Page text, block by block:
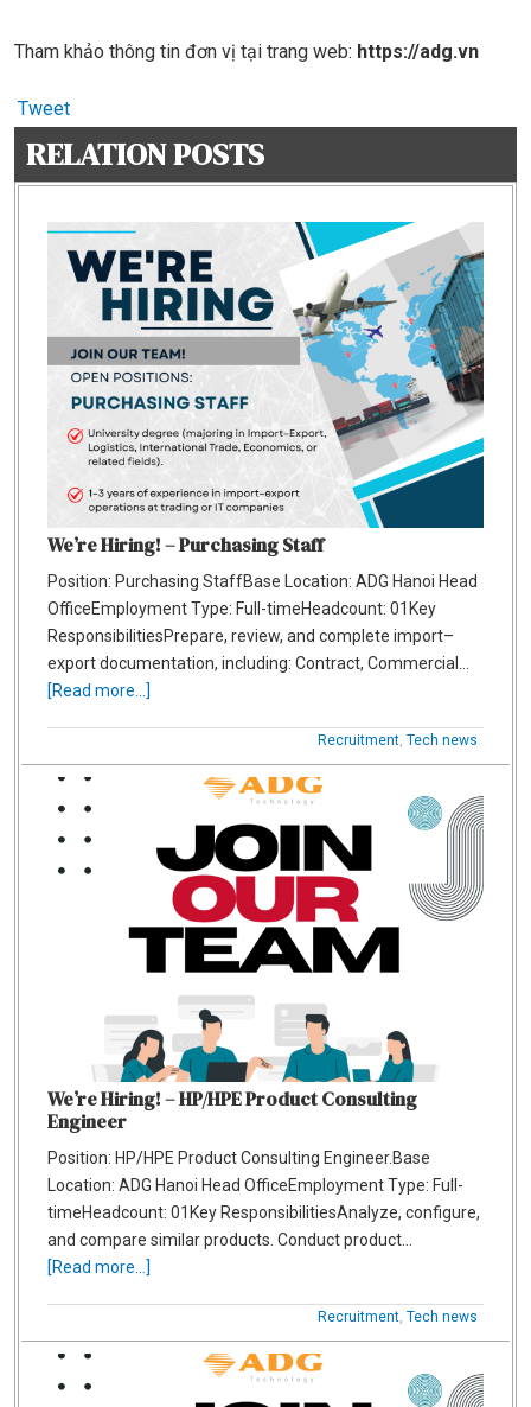
Tham khảo thông tin đơn vị tại trang web: https://adg.vn
Tweet
RELATION POSTS
We’re Hiring! – Purchasing Staff
Position: Purchasing StaffBase Location: ADG Hanoi Head
OfficeEmployment Type: Full-timeHeadcount: 01Key
ResponsibilitiesPrepare, review, and complete import–
export documentation, including: Contract, Commercial…
[Read more...]
Recruitment Tech news
We’re Hiring! – HP/HPE Product Consulting
Engineer
Position: HP/HPE Product Consulting Engineer.Base
Location: ADG Hanoi Head OfficeEmployment Type: Full-
timeHeadcount: 01Key ResponsibilitiesAnalyze, configure,
and compare similar products. Conduct product…
[Read more...]
Recruitment, Tech news